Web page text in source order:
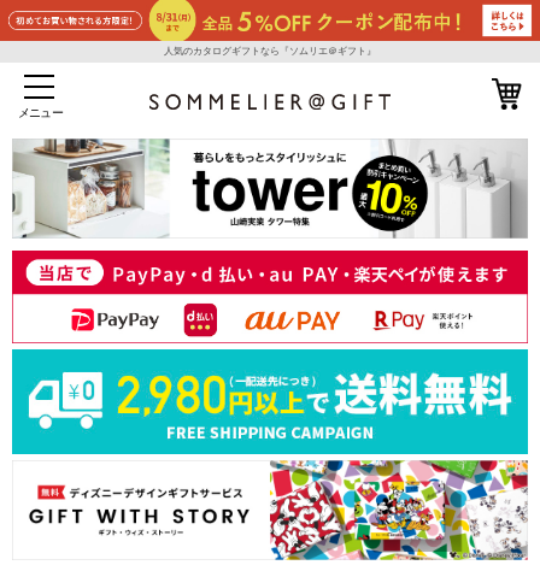
人気のカタログギフトなら『ソムリエ＠ギフト』
メニュー